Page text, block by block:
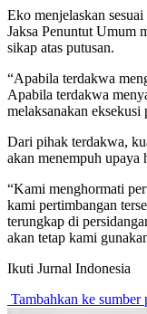
Eko menjelaskan
Jaksa Penuntut Umum
sikap atas putusan.
“Apabila terdakwa
Apabila terdakwa
melaksanakan eksekusi
Dari pihak terdakwa,
akan menempuh upaya
“Kami menghormati
kami pertimbangan
terungkap di
akan tetap kami
Ikuti Jurnal Indonesia
Tambahkan ke